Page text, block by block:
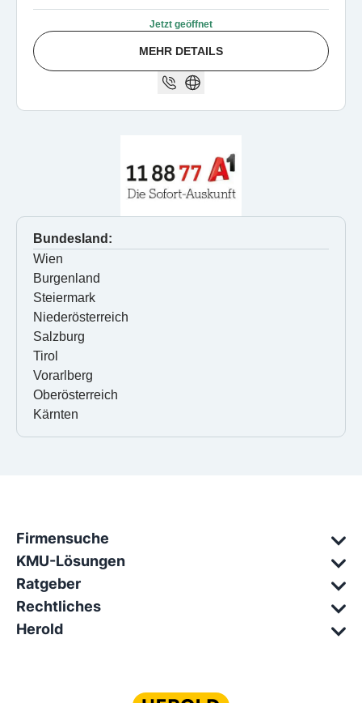
Jetzt geöffnet
MEHR DETAILS
Bundesland:
Wien
Burgenland
Steiermark
Niederösterreich
Salzburg
Tirol
Vorarlberg
Oberösterreich
Kärnten
Firmensuche
KMU-Lösungen
Ratgeber
Rechtliches
Herold